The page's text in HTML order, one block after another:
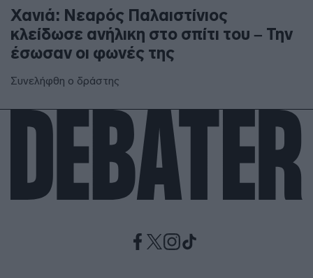
Χανιά: Νεαρός Παλαιστίνιος
κλείδωσε ανήλικη στο σπίτι του – Την
έσωσαν οι φωνές της
Συνελήφθη ο δράστης